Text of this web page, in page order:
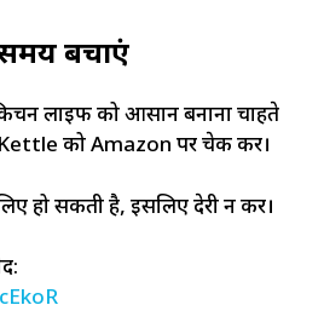
बचाएं
लाइफ को आसान बनाना चाहते
को Amazon पर चेक करें।
हो सकती है, इसलिए देरी न करें।